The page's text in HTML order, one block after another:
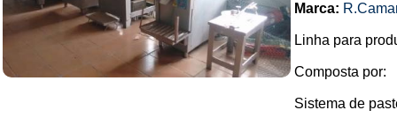
Marca:
Linha para
Composta por:
Sistema de